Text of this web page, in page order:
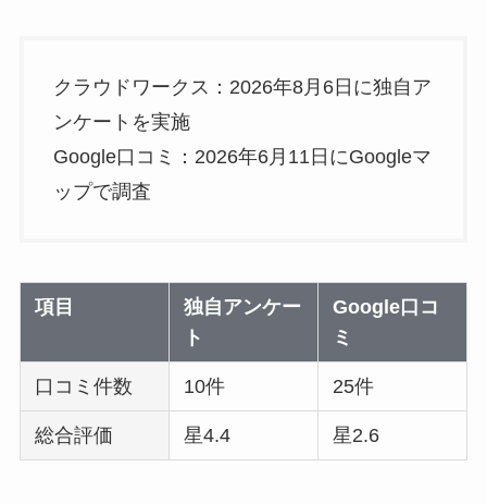
クラウドワークス：2026年8月6日に独自ア
ンケートを実施
Google口コミ：2026年6月11日にGoogleマ
ップで調査
項目
独自アンケー
ト
Google口コ
ミ
口コミ件数 10件 25件
総合評価 星4.4 星2.6